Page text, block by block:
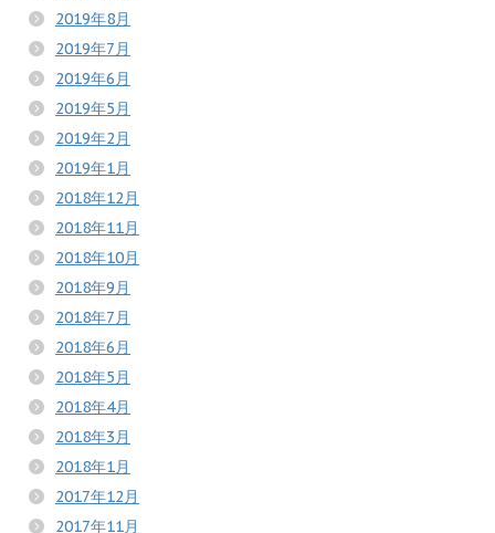
2019年8月
2019年7月
2019年6月
2019年5月
2019年2月
2019年1月
2018年12月
2018年11月
2018年10月
2018年9月
2018年7月
2018年6月
2018年5月
2018年4月
2018年3月
2018年1月
2017年12月
2017年11月